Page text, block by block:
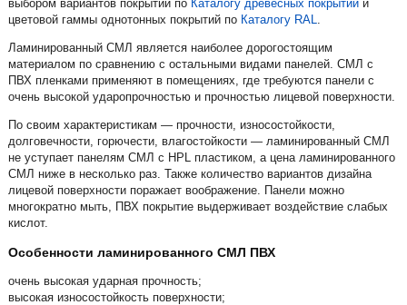
выбором вариантов покрытий по Каталогу древесных покрытийи
цветовой гаммы однотонных покрытий по Каталогу RAL
Ламинированный СМЛ является наиболее дорогостоящим
материалом по сравнению с остальными видами панелей. СМЛ с
ПВХ пленками применяют в помещениях, где требуются панели с
очень высокой ударопрочностью и прочностью лицевой поверхности.
По своим характеристикам — прочности, износостойкости,
долговечности, горючести, влагостойкости — ламинированный СМЛ
не уступает панелям СМЛ с HPL пластиком, а цена ламинированного
СМЛ ниже в несколько раз. Также количество вариантов дизайна
лицевой поверхности поражает воображение. Панели можно
многократно мыть, ПВХ покрытие выдерживает воздействие слабых
кислот.
Особенности ламинированного СМЛ ПВХ
очень высокая ударная прочность;
высокая износостойкость поверхности;